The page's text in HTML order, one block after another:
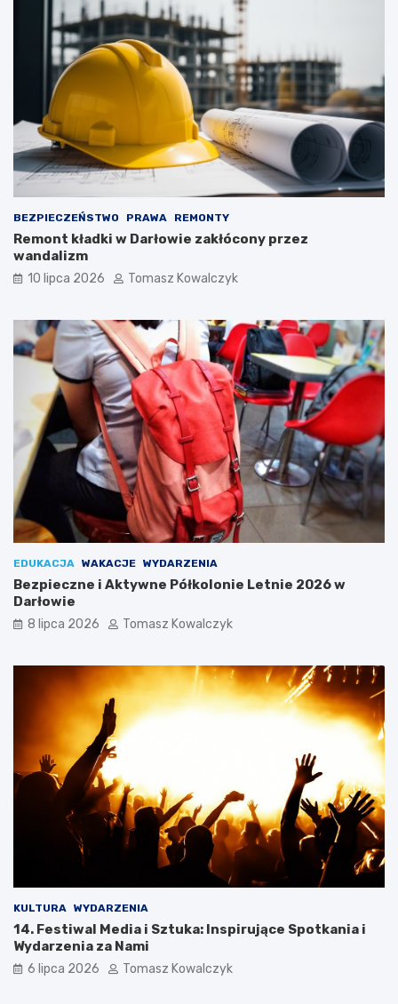
BEZPIECZEŃSTWO PRAWA REMONTY
Remont kładki w Darłowie zakłócony przez
wandalizm
10 lipca 2026 Tomasz Kowalczyk
EDUKACJA WAKACJE WYDARZENIA
Bezpieczne i Aktywne Półkolonie Letnie 2026 w
Darłowie
8 lipca 2026 Tomasz Kowalczyk
KULTURA WYDARZENIA
14. Festiwal Media i Sztuka: Inspirujące Spotkania i
Wydarzenia za Nami
6 lipca 2026 Tomasz Kowalczyk